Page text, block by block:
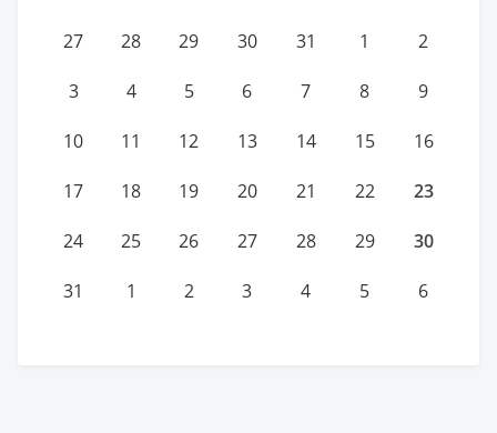
27 28 29 30 31 1 2
3 4 5 6 7 8 9
10 11 12 13 14 15 16
17 18 19 20 21 22 23
24 25 26 27 28 29 30
31 1 2 3 4 5 6